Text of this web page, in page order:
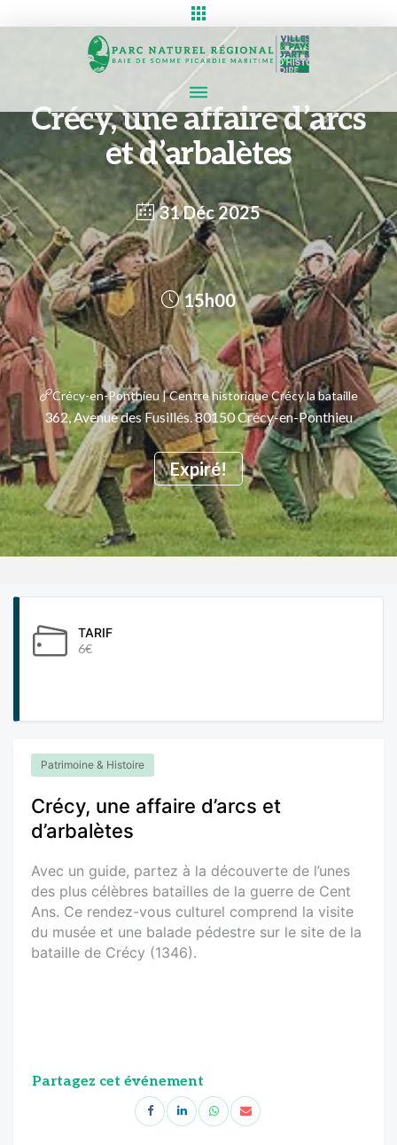
Crécy, une affaire d’arcs
et d’arbalètes
31 Déc 2025
Expiré!
15h00
Crécy-en-Ponthieu | Centre historique Crécy la bataille
362, Avenue des Fusillés. 80150 Crécy-en-Ponthieu
TARIF
6€
Patrimoine & Histoire
Crécy, une affaire d’arcs et
d’arbalètes
Avec un guide, partez à la découverte de l’unes
des plus célèbres batailles de la guerre de Cent
Ans. Ce rendez-vous culturel comprend la visite
du musée et une balade pédestre sur le site de la
bataille de Crécy (1346).
Partagez cet événement